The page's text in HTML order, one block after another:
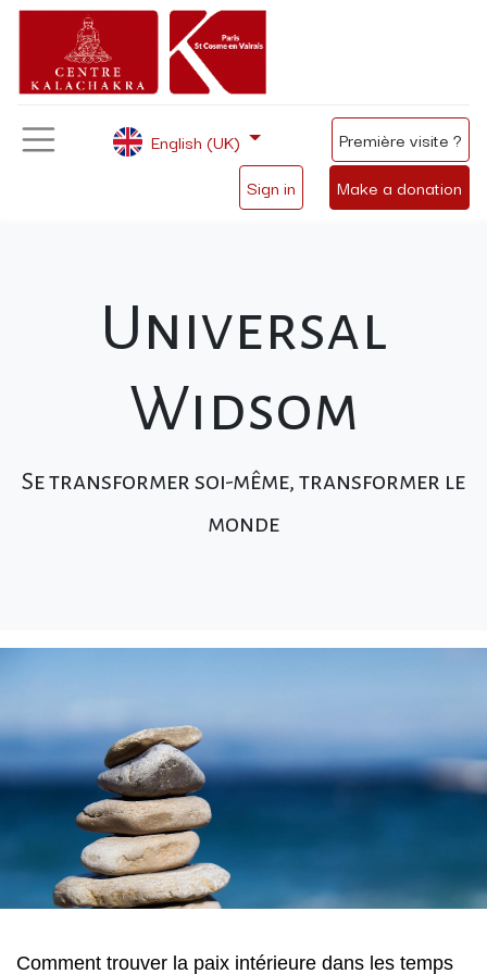
Sign in Make a donation
English (UK) Première visite ?
Universal
Widsom
Se transformer soi-même, transformer le
monde
Comment trouver la paix intérieure dans les temps